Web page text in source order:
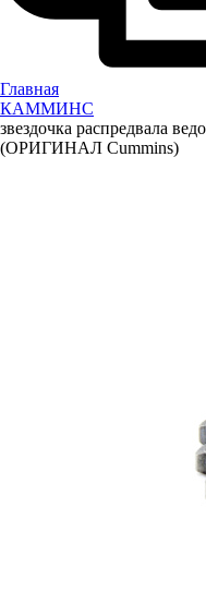
Главная
КАММИНС
звездочка распредвала
(ОРИГИНАЛ Cummins)